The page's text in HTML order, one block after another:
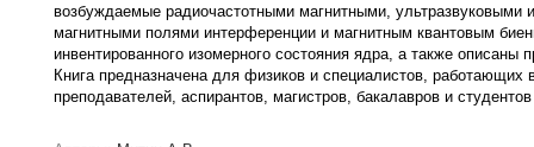
возбуждаемые радиочастотными магнитными, ультразвуковыми
магнитными полями интерференции и магнитным квантовым
инвентированного изомерного состояния ядра, а также описаны
Книга предназначена для физиков и специалистов, работающих
преподавателей, аспирантов, магистров, бакалавров и